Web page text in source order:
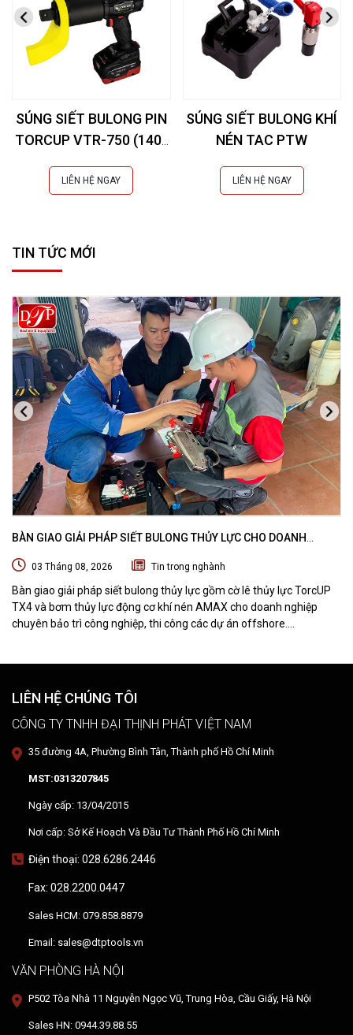
SÚNG SIẾT BULONG PIN
TORCUP VTR-750 (140-
LIÊN HỆ NGAY
SÚNG SIẾT BULONG KHÍ
NÉN TAC PTW
LIÊN HỆ NGAY
TIN TỨC MỚI
BÀN GIAO GIẢI PHÁP SIẾT BULONG THỦY LỰC CHO DOANH
03 Tháng 08, 2026 Tin trong nghành
Bàn giao giải pháp siết bulong thủy lực gồm cờ lê thủy lực TorcUP
TX4 và bơm thủy lực động cơ khí nén AMAX cho doanh nghiệp
chuyên bảo trì công nghiệp, thi công các dự án offshore.
LIÊN HỆ CHÚNG TÔI
CÔNG TY TNHH ĐẠI THỊNH PHÁT VIỆT NAM
35 đường 4A, Phường Bình Tân, Thành phố Hồ Chí Minh
MST:0313207845
Ngày cấp: 13/04/2015
Nơi cấp: Sở Kế Hoạch Và Đầu Tư Thành Phố Hồ Chí Minh
Điện thoại: 028.6286.2446
Fax: 028.2200.0447
Sales HCM: 079.858.8879
Email: sales@dtptools.vn
VĂN PHÒNG HÀ NỘI
P502 Tòa Nhà 11 Nguyễn Ngọc Vũ, Trung Hòa, Cầu Giấy, Hà Nội
Sales HN: 0944.39.88.55